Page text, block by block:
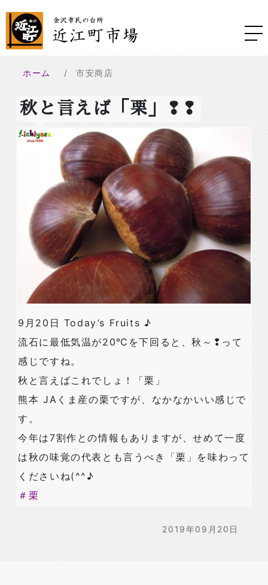
ホーム 市安商店
秋と言えば「栗」❢❢
9月20日 Today’s Fruits ♪
流石に最低気温が20℃を下回ると、秋～❢って
感じですね。
秋と言えばこれでしょ！「栗」
熊本 JAくま産の栗ですが、なかなかいい感じで
す。
今年は7割作との情報もありますが、せめて一度
は秋の味覚の代表とも言うべき「栗」を味わって
くださいね(^^♪
＃ 栗
2019年09月20日